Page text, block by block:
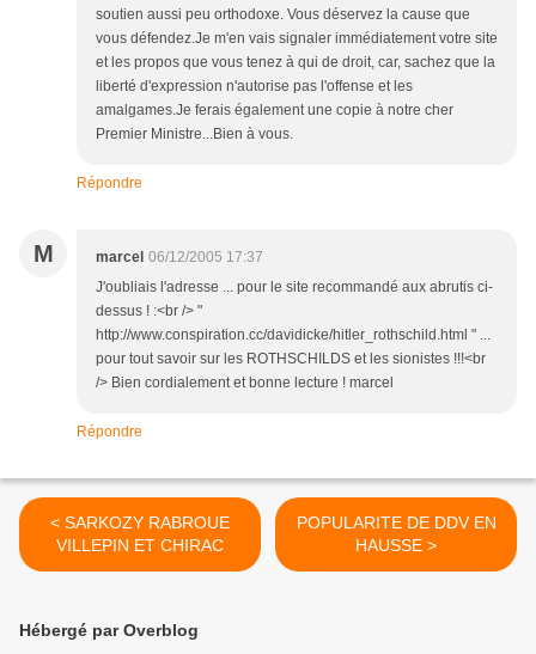
soutien aussi peu orthodoxe. Vous déservez la cause que
vous défendez.Je m'en vais signaler immédiatement votre site
et les propos que vous tenez à qui de droit, car, sachez que la
liberté d'expression n'autorise pas l'offense et les
amalgames.Je ferais également une copie à notre cher
Premier Ministre...Bien à vous.
Répondre
M marcel 06/12/2005 17:37
J'oubliais l'adresse ... pour le site recommandé aux abrutis ci-
dessus ! :<br /> "
http://www.conspiration.cc/davidicke/hitler_rothschild.html " ...
pour tout savoir sur les ROTHSCHILDS et les sionistes !!!<br
/> Bien cordialement et bonne lecture ! marcel
Répondre
< SARKOZY RABROUE
VILLEPIN ET CHIRAC
POPULARITE DE DDV EN
HAUSSE >
Hébergé par Overblog